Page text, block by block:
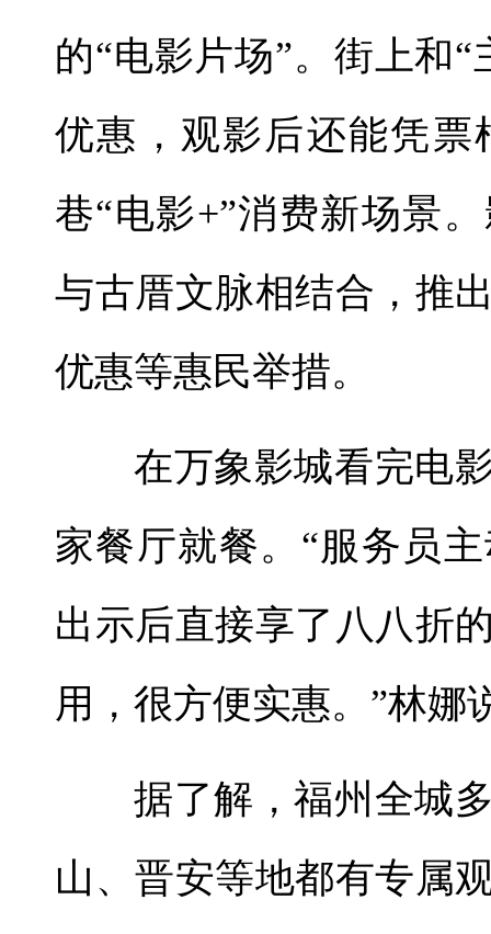
的“电影片场”。街上和
优惠，观影后还能凭
巷“电影+”消费新场景
与古厝文脉相结合，推
优惠等惠民举措。
在万象影城看完电
家餐厅就餐。“服务员
出示后直接享了八八折
用，很方便实惠。”林娜
据了解，福州全城
山、晋安等地都有专属